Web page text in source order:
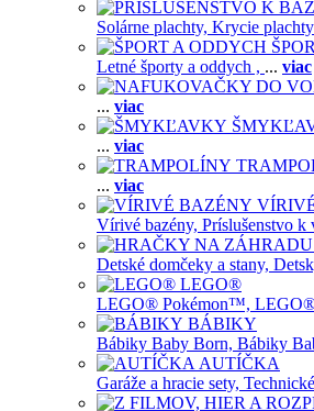
Solárne plachty, Krycie
Letné športy a oddych , ... viac
... viac
... viac
... viac
Vírivé bazény, Príslušenstvo k
Detské domčeky a stany,
LEGO®
LEGO® Pokémon™,
BÁBIKY
Bábiky Baby Born, Bábiky
AUTÍČKA
Garáže a hracie sety,